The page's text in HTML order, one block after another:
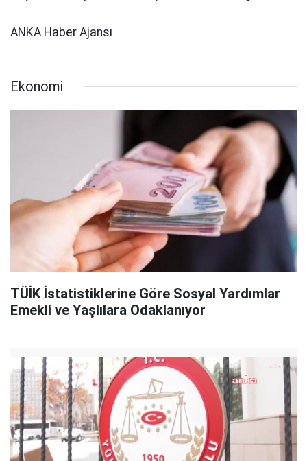
ANKA Haber Ajansı
Ekonomi
TÜİK İstatistiklerine Göre Sosyal Yardımlar
Emekli ve Yaşlılara Odaklanıyor